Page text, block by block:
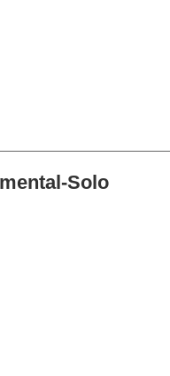
Solo